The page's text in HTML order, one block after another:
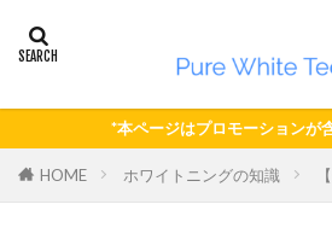
*本ページはプロモーションが
HOME ホワイトニングの知識